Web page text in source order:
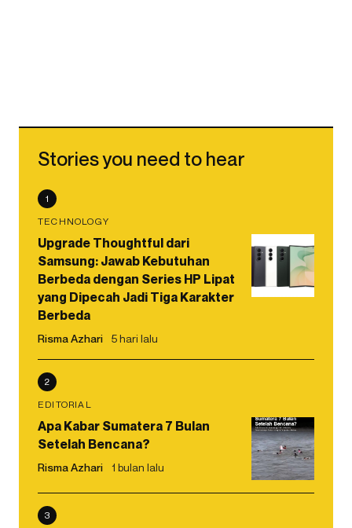
Stories you need to hear
1
TECHNOLOGY
Upgrade Thoughtful dari
Samsung: Jawab Kebutuhan
Berbeda dengan Series HP Lipat
yang Dipecah Jadi Tiga Karakter
Berbeda
Risma Azhari 5 hari lalu
2
EDITORIAL
Apa Kabar Sumatera 7 Bulan
Setelah Bencana?
Risma Azhari 1 bulan lalu
3